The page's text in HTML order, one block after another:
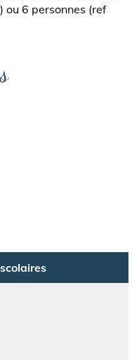
ou 6 personnes (ref